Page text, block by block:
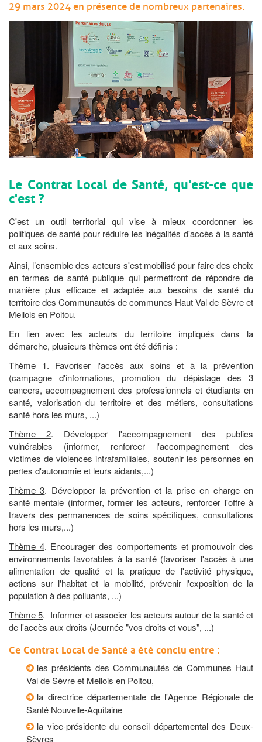
29 mars 2024 en présence de nombreux partenaires.
Le Contrat Local de Santé, qu'est-ce que
c'est ?
C'est un outil territorial qui vise à mieux coordonner les
politiques de santé pour réduire les inégalités d'accès à la santé
et aux soins.
Ainsi, l’ensemble des acteurs s'est mobilisé pour faire des choix
en termes de santé publique qui permettront de répondre de
manière plus efficace et adaptée aux besoins de santé du
territoire des Communautés de communes Haut Val de Sèvre et
Mellois en Poitou.
En lien avec les acteurs du territoire impliqués dans la
démarche, plusieurs thèmes ont été définis :
Thème 1. Favoriser l'accès aux soins et à la prévention
(campagne d'informations, promotion du dépistage des 3
cancers, accompagnement des professionnels et étudiants en
santé, valorisation du territoire et des métiers, consultations
santé hors les murs, ...)
Thème 2. Développer l'accompagnement des publics
vulnérables (informer, renforcer l'accompagnement des
victimes de violences intrafamiliales, soutenir les personnes en
pertes d'autonomie et leurs aidants,...)
Thème 3. Développer la prévention et la prise en charge en
santé mentale (informer, former les acteurs, renforcer l'offre à
travers des permanences de soins spécifiques, consultations
hors les murs,...)
Thème 4. Encourager des comportements et promouvoir des
environnements favorables à la santé (favoriser l'accès à une
alimentation de qualité et la pratique de l'activité physique,
actions sur l'habitat et la mobilité, prévenir l'exposition de la
population à des polluants, ...)
Thème 5. Informer et associer les acteurs autour de la santé et
de l'accès aux droits (Journée "vos droits et vous", ...)
Ce Contrat Local de Santé a été conclu entre :
les présidents des Communautés de Communes Haut
Val de Sèvre et Mellois en Poitou,
la directrice départementale de l'Agence Régionale de
Santé Nouvelle-Aquitaine
la vice-présidente du conseil départemental des Deux-
Sèvres